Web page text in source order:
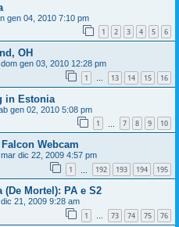
gen 04, 2010 7:10 pm
1 2 3 4 5 6
OH
dom gen 03, 2010 12:28 pm
1 … 13 14 15 16
in Estonia
gen 02, 2010 5:08 pm
1 7 8 9 10
Webcam
mar dic 22, 2009 4:57 pm
1 192 193 194 195
Mortel): PA e S2
21, 2009 9:28 am
1 … 73 74 75 76